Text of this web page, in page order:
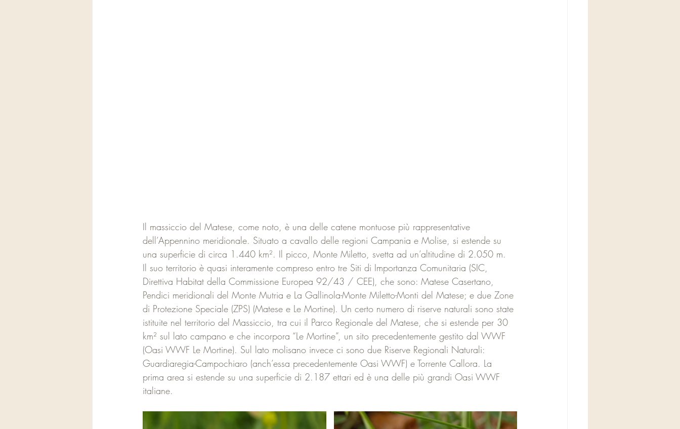
Il massiccio del Matese, come noto, è una delle catene montuose più rappresentative
dell’Appennino meridionale. Situato a cavallo delle regioni Campania e Molise, si estende su
una superficie di circa 1.440 km². Il picco, Monte Miletto, svetta ad un’altitudine di 2.050 m.
Il suo territorio è quasi interamente compreso entro tre Siti di Importanza Comunitaria (SIC,
Direttiva Habitat della Commissione Europea 92/43 / CEE), che sono: Matese Casertano,
Pendici meridionali del Monte Mutria e La Gallinola-Monte Miletto-Monti del Matese; e due Zone
di Protezione Speciale (ZPS) (Matese e Le Mortine). Un certo numero di riserve naturali sono state
istituite nel territorio del Massiccio, tra cui il Parco Regionale del Matese, che si estende per 30
km² sul lato campano e che incorpora “Le Mortine”, un sito precedentemente gestito dal WWF
(Oasi WWF Le Mortine). Sul lato molisano invece ci sono due Riserve Regionali Naturali:
Guardiaregia-Campochiaro (anch’essa precedentemente Oasi WWF) e Torrente Callora. La
prima area si estende su una superficie di 2.187 ettari ed è una delle più grandi Oasi WWF
italiane.